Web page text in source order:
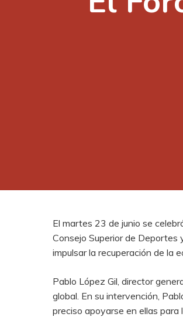
El martes 23 de junio se
Consejo Superior de Deportes
impulsar la recuperación de la
Pablo López Gil, director
global. En su intervención,
preciso apoyarse en ellas